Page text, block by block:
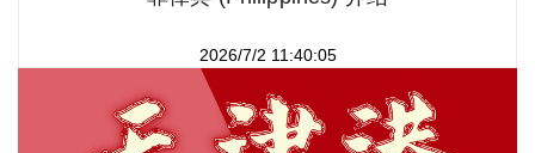
2026/7/2 11:40:05